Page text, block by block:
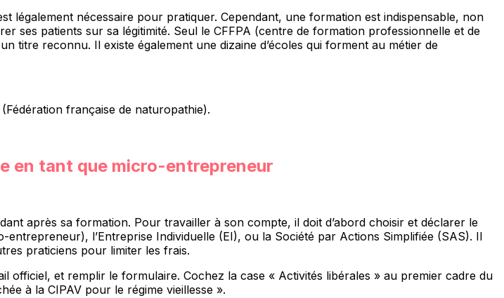
légalement nécessaire pour pratiquer. Cependant, une formation est indispensable, non
ses patients sur sa légitimité. Seul le CFFPA (centre de formation professionnelle et de
titre reconnu. Il existe également une dizaine d’écoles qui forment au métier de
française de naturopathie).
en tant que micro-entrepreneur
après sa formation. Pour travailler à son compte, il doit d’abord choisir et déclarer le
l’Entreprise Individuelle (EI), ou la Société par Actions Simplifiée (SAS). Il
praticiens pour limiter les frais.
officiel, et remplir le formulaire. Cochez la case « Activités libérales » au premier cadre du
à la CIPAV pour le régime vieillesse ».